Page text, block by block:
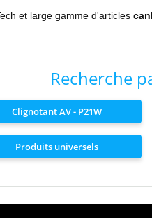
et large gamme d'articles
Recherche
Clignotant AV - P21W
Produits universels